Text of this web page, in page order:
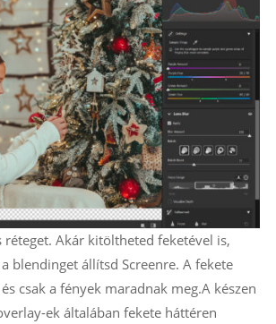
réteget. Akár kitöltheted feketével is,
blendinget állítsd Screenre. A fekete
csak a fények maradnak meg.A készen
ek általában fekete háttéren